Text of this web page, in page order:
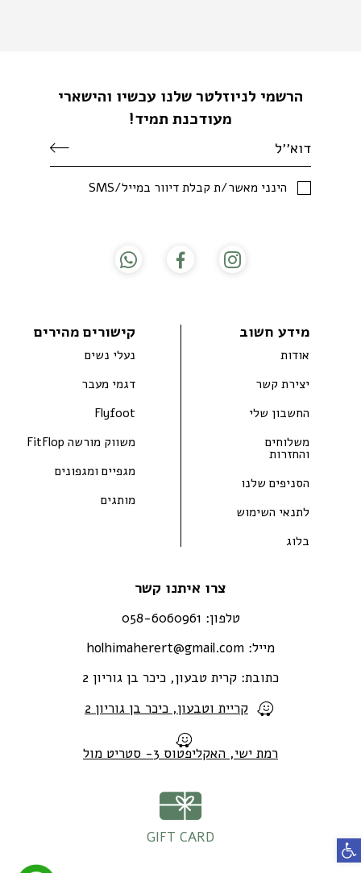
פתח סרגל נגישות
מידע חשוב
אודות
יצירת קשר
החשבון שלי
משלוחים
והחזרות
הסניפים שלנו
לתנאי השימוש
בלוג
קישורים מהירים
נעלי נשים
דגמי מעבר
Flyfoot
משווק מורשה FitFlop
מגפיים ומגפונים
מותגים
צרו איתנו קשר
טלפון: 058-6060961
מייל: holhimaherert@gmail.com
כתובת: קרית טבעון, כיכר בן גוריון 2
קריית וטבעון, כיכר בן גוריון 2
רמת ישי, האקליפטוס 3- סטריט מול
GIFT CARD
הרשמי לניוזלטר שלנו עכשיו והישארי
מעודכנת תמיד!
SMS/הינני מאשר/ת קבלת דיוור במייל